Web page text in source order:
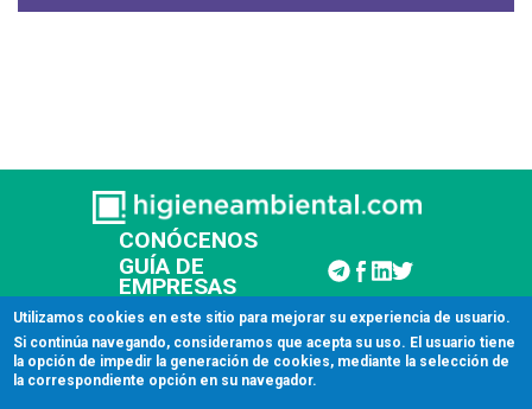
CONÓCENOS
GUÍA DE
EMPRESAS
CONTACTAR
© 2026 Higiene Ambiental
Utilizamos cookies en este sitio para mejorar su experiencia de usuario.
Si continúa navegando, consideramos que acepta su uso. El usuario tiene
la opción de impedir la generación de cookies, mediante la selección de
la correspondiente opción en su navegador.